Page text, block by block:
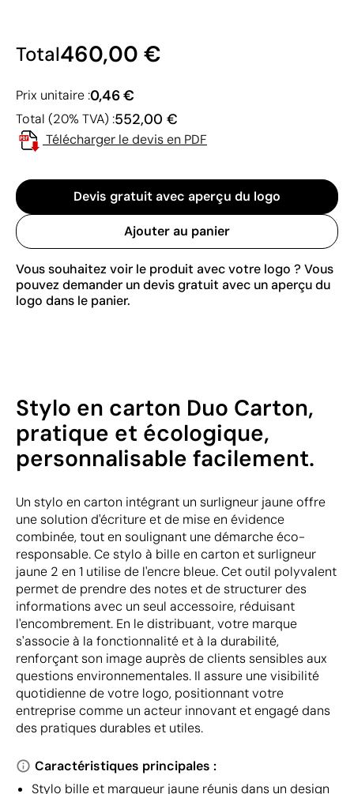
Total460,00 €
Prix unitaire :0,46 €
Total (20% TVA) :552,00 €
Télécharger le devis en PDF
Devis gratuit avec aperçu du logo
Ajouter au panier
Vous souhaitez voir le produit avec votre logo ? Vous
pouvez demander un devis gratuit avec un aperçu du
logo dans le panier.
Stylo en carton Duo Carton,
pratique et écologique,
personnalisable facilement.
Un stylo en carton intégrant un surligneur jaune offre
une solution d'écriture et de mise en évidence
combinée, tout en soulignant une démarche éco-
responsable. Ce stylo à bille en carton et surligneur
jaune 2 en 1 utilise de l'encre bleue. Cet outil polyvalent
permet de prendre des notes et de structurer des
informations avec un seul accessoire, réduisant
l'encombrement. En le distribuant, votre marque
s'associe à la fonctionnalité et à la durabilité,
renforçant son image auprès de clients sensibles aux
questions environnementales. Il assure une visibilité
quotidienne de votre logo, positionnant votre
entreprise comme un acteur innovant et engagé dans
des pratiques durables et utiles.
Caractéristiques principales :
Stylo bille et marqueur jaune réunis dans un design